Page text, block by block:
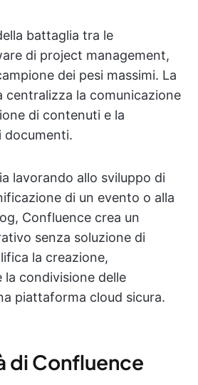
battaglia tra le
di project management,
dei pesi massimi. La
centralizza la comunicazione
di contenuti e la
documenti.
lavorando allo sviluppo di
di un evento o alla
Confluence crea un
senza soluzione di
la creazione,
la condivisione delle
piattaforma cloud sicura.
di Confluence